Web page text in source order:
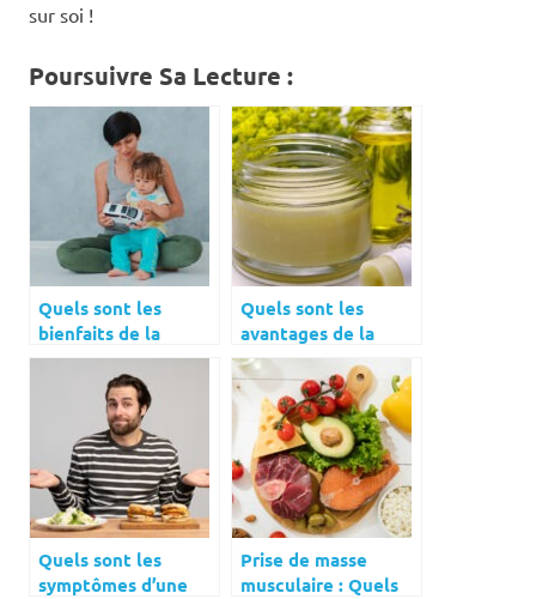
sur soi !
Poursuivre Sa Lecture :
Quels sont les
bienfaits de la
voiture
télécommandée
pour les tout-petits
Quels sont les
avantages de la
nutri-cosmétique ?
Quels sont les
symptômes d’une
Prise de masse
musculaire : Quels